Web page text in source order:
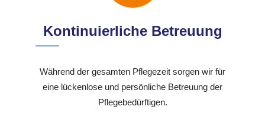
Kontinuierliche Betreuung
Während der gesamten Pflegezeit sorgen wir für
eine lückenlose und persönliche Betreuung der
Pflegebedürftigen.